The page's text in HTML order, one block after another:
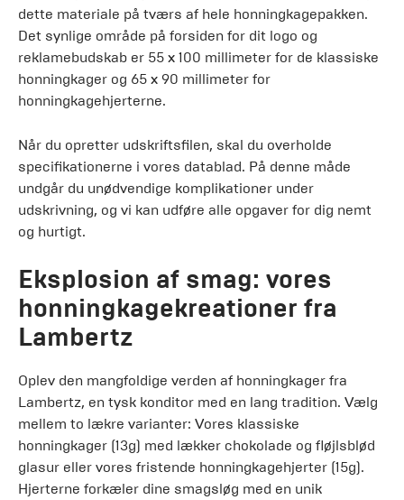
dette materiale på tværs af hele honningkagepakken.
Det synlige område på forsiden for dit logo og
reklamebudskab er 55 x 100 millimeter for de klassiske
honningkager og 65 x 90 millimeter for
honningkagehjerterne.
Når du opretter udskriftsfilen, skal du overholde
specifikationerne i vores datablad. På denne måde
undgår du unødvendige komplikationer under
udskrivning, og vi kan udføre alle opgaver for dig nemt
og hurtigt.
Eksplosion af smag: vores
honningkagekreationer fra
Lambertz
Oplev den mangfoldige verden af ​​honningkager fra
Lambertz, en tysk konditor med en lang tradition. Vælg
mellem to lækre varianter: Vores klassiske
honningkager (13g) med lækker chokolade og fløjlsblød
glasur eller vores fristende honningkagehjerter (15g).
Hjerterne forkæler dine smagsløg med en unik